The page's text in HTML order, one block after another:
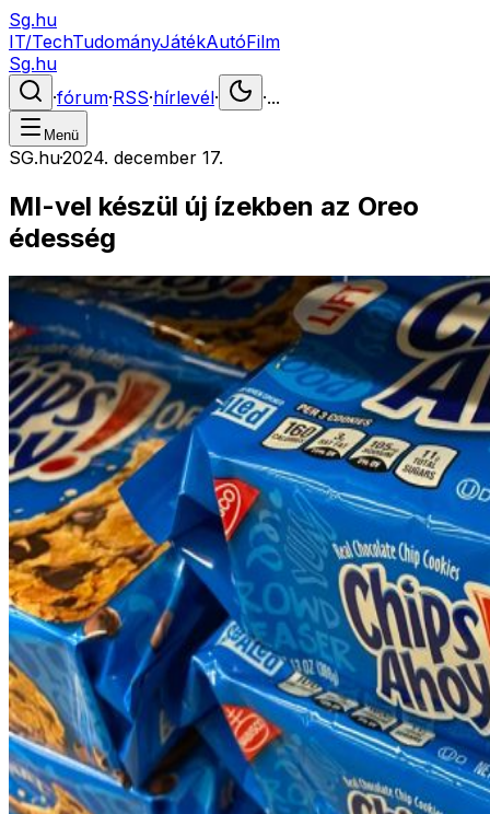
Sg.hu
IT/TechTudományJátékAutóFilm
Sg.hu
·fórum·RSS·hírlevél· ·...
Menü
SG.hu·2024. december 17.
MI-vel készül új ízekben az Oreo
édesség